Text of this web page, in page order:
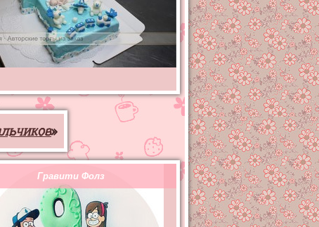
»
Гравити Фолз